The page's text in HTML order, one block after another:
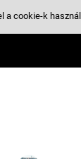
a cookie-k